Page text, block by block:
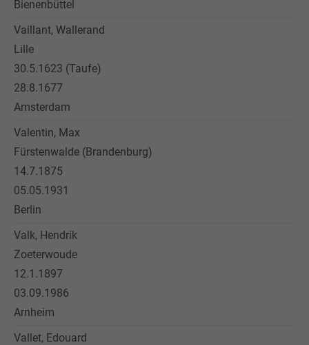
Bienenbüttel
Vaillant, Wallerand
Lille
30.5.1623 (Taufe)
28.8.1677
Amsterdam
Valentin, Max
Fürstenwalde (Brandenburg)
14.7.1875
05.05.1931
Berlin
Valk, Hendrik
Zoeterwoude
12.1.1897
03.09.1986
Arnheim
Vallet, Edouard